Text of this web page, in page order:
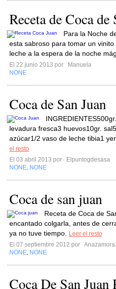
Receta de Coca de
Para la Noche
esta sabroso para tomar un
leche a la espera de la noche
El 22 junio 2013 por
Manuela
NONE
Coca de San Juan
levadura fresca3 huevos10gr.
azúcar1/2 vaso de leche tibia1
el resto
El 03 abril 2013 por
Elpuntogdesasa
NONE NONE
Coca de san juan
Receta de Coca de
encantado colgarla, antes de
ya no tuve tiempo.
Leer el resto
El 07 septiembre 2012 por
NONE NONE
Coca De San